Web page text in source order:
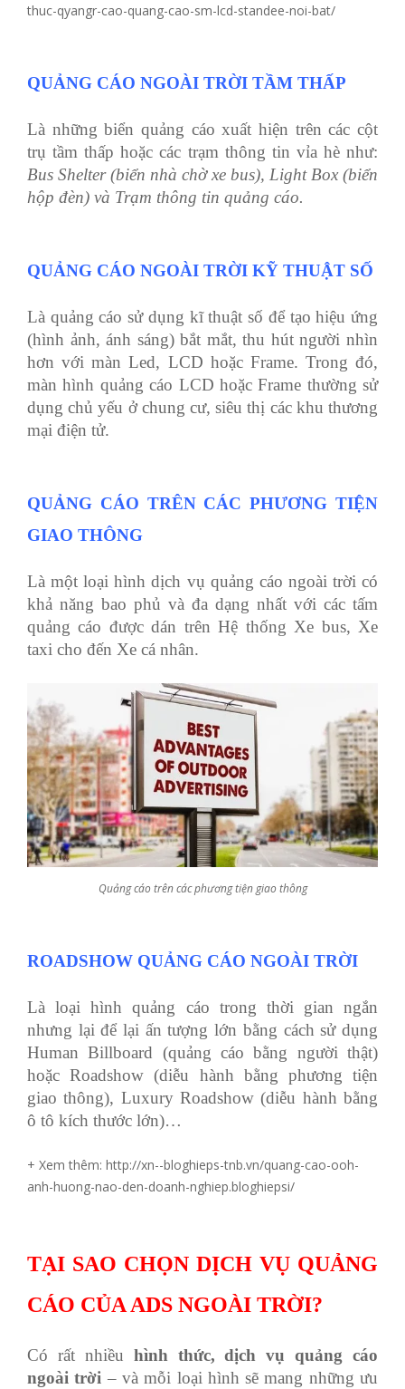
thuc-qyangr-cao-quang-cao-sm-lcd-standee-noi-bat/
QUẢNG CÁO NGOÀI TRỜI TẦM THẤP
Là những biển quảng cáo xuất hiện trên các cột
trụ tầm thấp hoặc các trạm thông tin vỉa hè như:
Bus Shelter (biển nhà chờ xe bus), Light Box (biển
hộp đèn) và Trạm thông tin quảng cáo.
QUẢNG CÁO NGOÀI TRỜI KỸ THUẬT SỐ
Là quảng cáo sử dụng kĩ thuật số để tạo hiệu ứng
(hình ảnh, ánh sáng) bắt mắt, thu hút người nhìn
hơn với màn Led, LCD hoặc Frame. Trong đó,
màn hình quảng cáo LCD hoặc Frame thường sử
dụng chủ yếu ở chung cư, siêu thị các khu thương
mại điện tử.
QUẢNG CÁO TRÊN CÁC PHƯƠNG TIỆN
GIAO THÔNG
Là một loại hình dịch vụ quảng cáo ngoài trời có
khả năng bao phủ và đa dạng nhất với các tấm
quảng cáo được dán trên Hệ thống Xe bus, Xe
taxi cho đến Xe cá nhân.
Quảng cáo trên các phương tiện giao thông
ROADSHOW QUẢNG CÁO NGOÀI TRỜI
Là loại hình quảng cáo trong thời gian ngắn
nhưng lại để lại ấn tượng lớn bằng cách sử dụng
Human Billboard (quảng cáo bằng người thật)
hoặc Roadshow (diễu hành bằng phương tiện
giao thông), Luxury Roadshow (diễu hành bằng
ô tô kích thước lớn)…
+ Xem thêm: http://xn--bloghieps-tnb.vn/quang-cao-ooh-
anh-huong-nao-den-doanh-nghiep.bloghiepsi/
TẠI SAO CHỌN DỊCH VỤ QUẢNG
CÁO CỦA ADS NGOÀI TRỜI?
Có rất nhiều hình thức, dịch vụ quảng cáo
ngoài trời – và mỗi loại hình sẽ mang những ưu